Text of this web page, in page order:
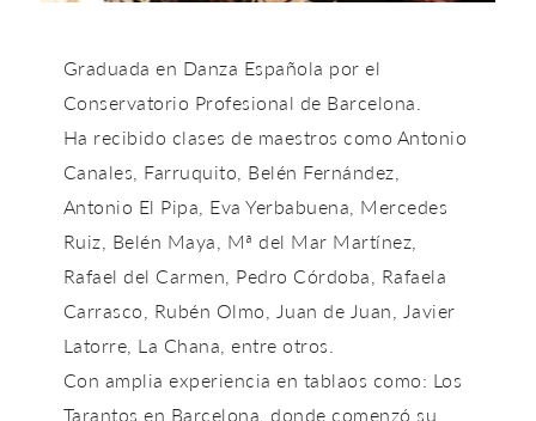
Graduada en Danza Española por el
Conservatorio Profesional de Barcelona.
Ha recibido clases de maestros como Antonio
Canales, Farruquito, Belén Fernández,
Antonio El Pipa, Eva Yerbabuena, Mercedes
Ruiz, Belén Maya, Mª del Mar Martínez,
Rafael del Carmen, Pedro Córdoba, Rafaela
Carrasco, Rubén Olmo, Juan de Juan, Javier
Latorre, La Chana, entre otros.
Con amplia experiencia en tablaos como: Los
Tarantos en Barcelona, donde comenzó su